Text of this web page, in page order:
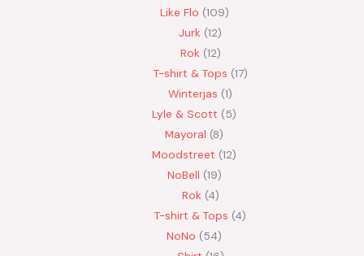
Like Flo 109
Jurk 12
Rok 12
T-shirt & Tops 17
Winterjas 1
Lyle & Scott 5
Mayoral 8
Moodstreet 12
NoBell 19
Rok 4
T-shirt & Tops 4
NoNo 54